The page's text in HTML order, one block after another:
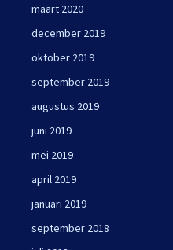
maart 2020
december 2019
oktober 2019
september 2019
augustus 2019
juni 2019
mei 2019
april 2019
januari 2019
september 2018